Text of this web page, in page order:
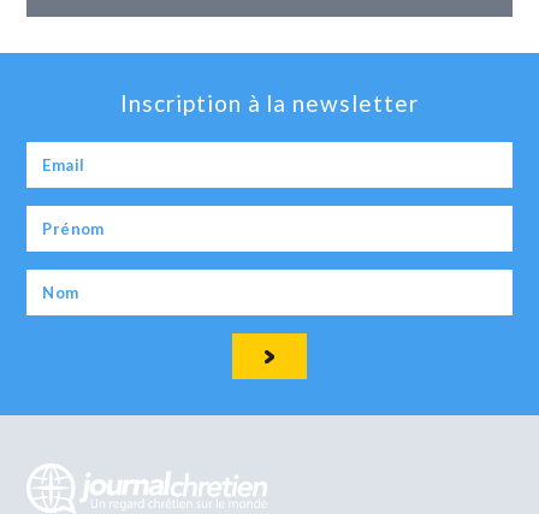
Inscription à la newsletter